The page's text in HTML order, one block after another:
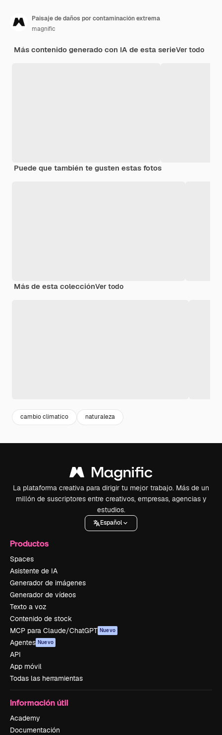
Paisaje de daños por contaminación extrema
magnific
Más contenido generado con IA de esta serieVer todo
Puede que también te gusten estas fotos
Más de esta colecciónVer todo
cambio climatico naturaleza
La plataforma creativa para dirigir tu mejor trabajo. Más de un
millón de suscriptores entre creativos, empresas, agencias y
estudios.
Español
Productos
Spaces
Asistente de IA
Generador de imágenes
Generador de vídeos
Texto a voz
Contenido de stock
MCP para Claude/ChatGPT Nuevo
Agentes Nuevo
API
App móvil
Todas las herramientas
Información útil
Academy
Documentación